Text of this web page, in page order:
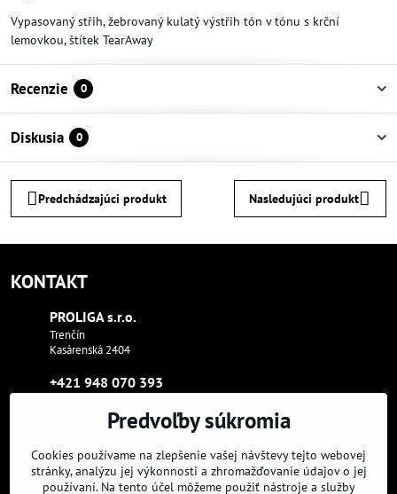
Vypasovaný střih, žebrovaný kulatý výstřih tón v tónu s krční
lemovkou, štítek TearAway
Recenzie 0
Diskusia 0
Predchádzajúci produkt Nasledujúci produkt
KONTAKT
PROLIGA s​.r​.o​.
Trenčín
Kasárenská 2404
+421 948 070 393
proliga​@proliga​.eu
Sme tam, kde aj vy:
Predvoľby súkromia
Cookies používame na zlepšenie vašej návštevy tejto webovej
stránky, analýzu jej výkonnosti a zhromažďovanie údajov o jej
používaní. Na tento účel môžeme použiť nástroje a služby